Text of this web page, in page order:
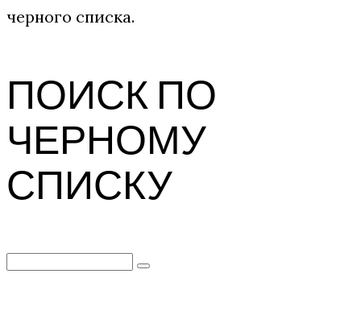
черного списка.
ПОИСК ПО
ЧЕРНОМУ
СПИСКУ
Search